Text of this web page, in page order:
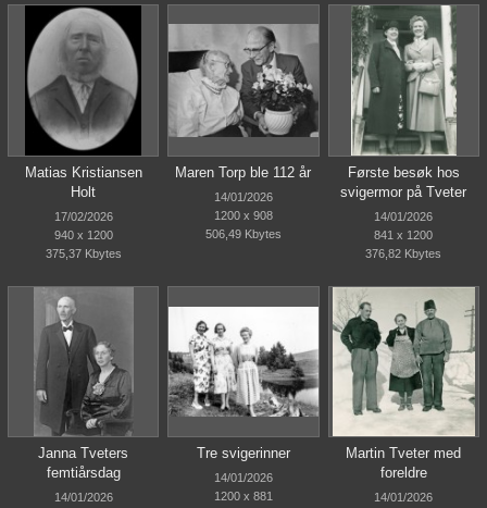
Matias Kristiansen
Holt
17/02/2026
940 x 1200
375,37 Kbytes
Maren Torp ble 112 år
14/01/2026
1200 x 908
506,49 Kbytes
Første besøk hos
svigermor på Tveter
14/01/2026
841 x 1200
376,82 Kbytes
Janna Tveters
femtiårsdag
14/01/2026
Tre svigerinner
14/01/2026
1200 x 881
Martin Tveter med
foreldre
14/01/2026